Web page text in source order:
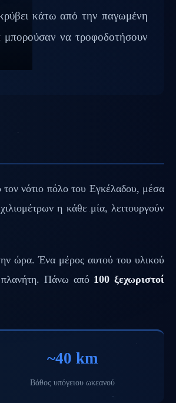
κάτω από την παγωμένη
μπορούσαν να τροφοδοτήσουν
νότιο πόλο του Εγκέλαδου, μέσα
η κάθε μία, λειτουργούν
ώρα. Ένα μέρος αυτού του υλικού
πλανήτη. Πάνω από 100 ξεχωριστοί
~40 km
Βάθος υπόγειου ωκεανού